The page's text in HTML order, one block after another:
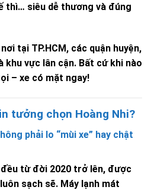
thì… siêu dễ thương và đúng
tại TP.HCM, các quận huyện,
khu vực lân cận. Bất cứ khi nào
– xe có mặt ngay!
tưởng chọn Hoàng Nhi?
phải lo “mùi xe” hay chật
từ đời 2020 trở lên, được
sạch sẽ. Máy lạnh mát